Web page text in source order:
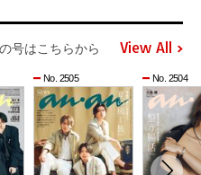
号はこちらから View All
No. 2505 No. 2504